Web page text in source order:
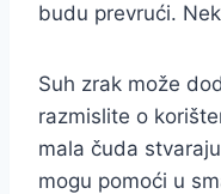
budu prevrući.
Suh zrak može
razmislite o
mala čuda
mogu pomoći u